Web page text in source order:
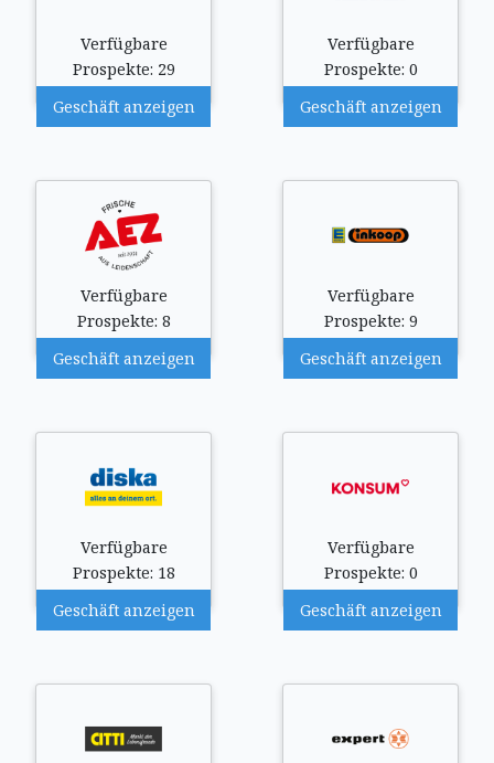
Verfügbare
Prospekte: 29
Geschäft anzeigen
Verfügbare
Prospekte: 0
Geschäft anzeigen
Verfügbare
Prospekte: 8
Geschäft anzeigen
Verfügbare
Prospekte: 9
Geschäft anzeigen
Verfügbare
Prospekte: 18
Geschäft anzeigen
Verfügbare
Prospekte: 0
Geschäft anzeigen